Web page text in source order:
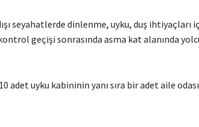
seyahatlerde dinlenme, uyku, duş ihtiyaçları
geçişi sonrasında asma kat alanında
adet uyku kabininin yanı sıra bir adet aile